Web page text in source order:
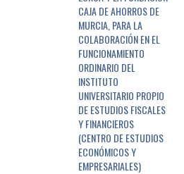
CAJA DE AHORROS DE
MURCIA, PARA LA
COLABORACIÓN EN EL
FUNCIONAMIENTO
ORDINARIO DEL
INSTITUTO
UNIVERSITARIO PROPIO
DE ESTUDIOS FISCALES
Y FINANCIEROS
(CENTRO DE ESTUDIOS
ECONÓMICOS Y
EMPRESARIALES)